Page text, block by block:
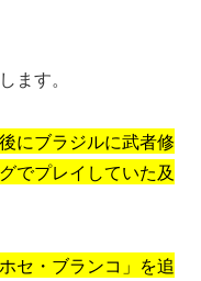
ます。
にブラジルに武者修
でプレイしていた及
セ・ブランコ」を追